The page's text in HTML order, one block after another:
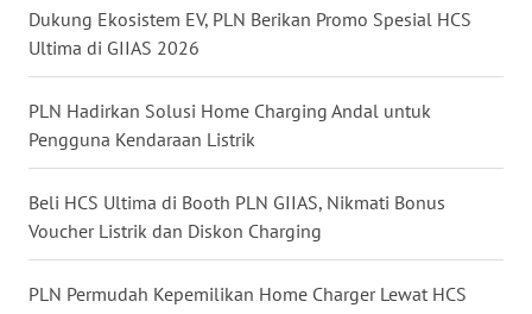
Dukung Ekosistem EV, PLN Berikan Promo Spesial HCS
Ultima di GIIAS 2026
PLN Hadirkan Solusi Home Charging Andal untuk
Pengguna Kendaraan Listrik
Beli HCS Ultima di Booth PLN GIIAS, Nikmati Bonus
Voucher Listrik dan Diskon Charging
PLN Permudah Kepemilikan Home Charger Lewat HCS
WN
KARO
WN
SIMALUNGUN
LABUHANBATU
TAPANULI